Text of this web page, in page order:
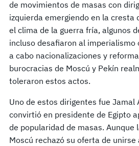
de movimientos de masas con
izquierda emergiendo en la cresta
el clima de la guerra fría, algunos
incluso desafiaron al imperialismo
a cabo nacionalizaciones y
burocracias de Moscú y Pekín
toleraron estos actos.
Uno de estos dirigentes fue Jamal
convirtió en presidente de Egipto
de popularidad de masas. Aunque
Moscú rechazó su oferta de